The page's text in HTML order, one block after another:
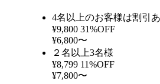
4名以上のお客様は割引
¥9,800 31%OFF
¥6,800〜
２名以上3名様
¥8,799 11%OFF
¥7,800〜